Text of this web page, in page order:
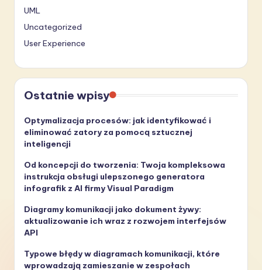
UML
Uncategorized
User Experience
Ostatnie wpisy
Optymalizacja procesów: jak identyfikować i
eliminować zatory za pomocą sztucznej
inteligencji
Od koncepcji do tworzenia: Twoja kompleksowa
instrukcja obsługi ulepszonego generatora
infografik z AI firmy Visual Paradigm
Diagramy komunikacji jako dokument żywy:
aktualizowanie ich wraz z rozwojem interfejsów
API
Typowe błędy w diagramach komunikacji, które
wprowadzają zamieszanie w zespołach